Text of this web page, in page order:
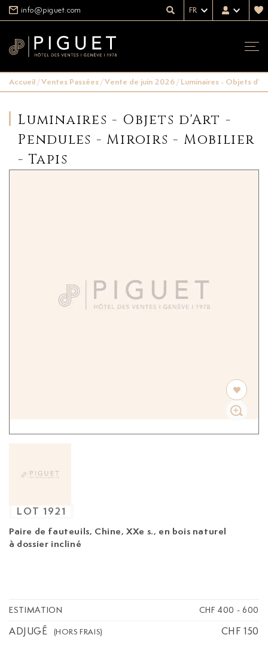
info@piguet.com FR
Accueil/Ventes Passées/Vente de juin 2026/Luminaires - Objets
Luminaires - Objets d'Art -
Pendules - Miroirs - Mobilier
- Tapis
Paire de fauteuils, Chine, XXe s.,
à dossier incliné
LOT 1921
ESTIMATION CHF 400 - 600
ADJUGÉ (HORS FRAIS) CHF 150